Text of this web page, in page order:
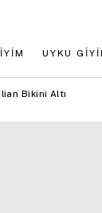
UYKU
Bikini Altı